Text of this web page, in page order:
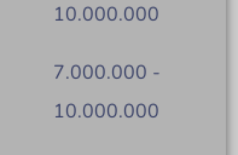
10.000.000
7.000.000 -
10.000.000